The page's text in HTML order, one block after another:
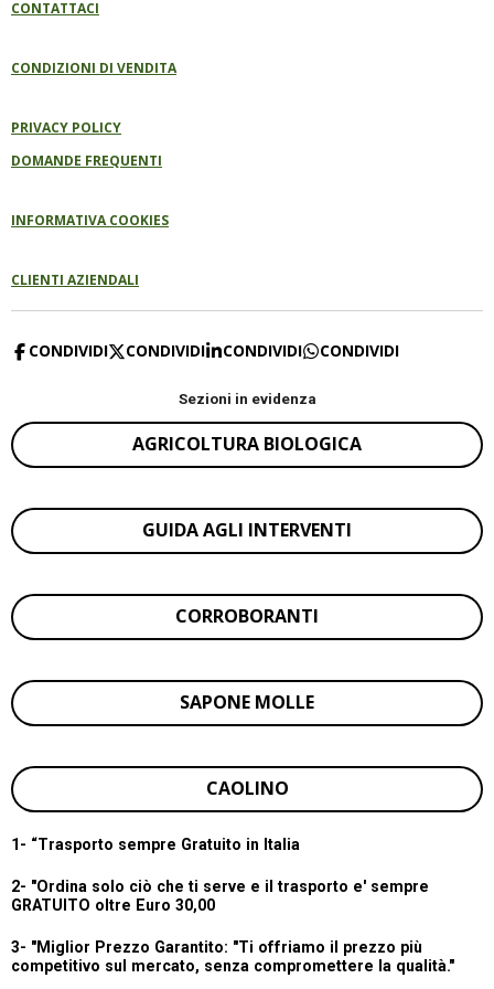
CONTATTACI
CONDIZIONI DI VENDITA
PRIVACY POLICY
DOMANDE FREQUENTI
INFORMATIVA COOKIES
CLIENTI AZIENDALI
CONDIVIDI CONDIVIDI CONDIVIDI CONDIVIDI
Sezioni in evidenza
AGRICOLTURA BIOLOGICA
GUIDA AGLI INTERVENTI
CORROBORANTI
SAPONE MOLLE
CAOLINO
1- “Trasporto sempre Gratuito in Italia
2- "Ordina solo ciò che ti serve e il trasporto e' sempre
GRATUITO oltre Euro 30,00
3- "Miglior Prezzo Garantito: "Ti offriamo il prezzo più
competitivo sul mercato, senza compromettere la qualità."